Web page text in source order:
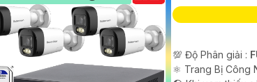
💯 Độ Phân giải :
⚛️ Trang Bị Công